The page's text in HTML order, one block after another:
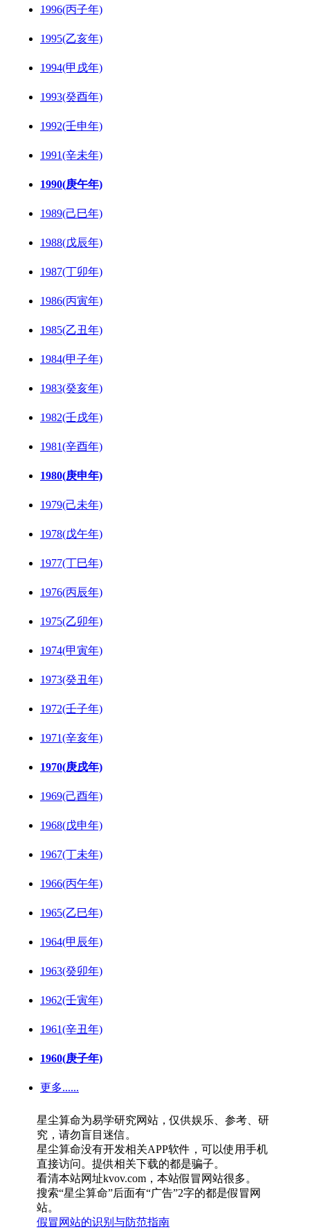
1996(丙子年)
1995(乙亥年)
1994(甲戌年)
1993(癸酉年)
1992(壬申年)
1991(辛未年)
1990(庚午年)
1989(己巳年)
1988(戊辰年)
1987(丁卯年)
1986(丙寅年)
1985(乙丑年)
1984(甲子年)
1983(癸亥年)
1982(壬戌年)
1981(辛酉年)
1980(庚申年)
1979(己未年)
1978(戊午年)
1977(丁巳年)
1976(丙辰年)
1975(乙卯年)
1974(甲寅年)
1973(癸丑年)
1972(壬子年)
1971(辛亥年)
1970(庚戌年)
1969(己酉年)
1968(戊申年)
1967(丁未年)
1966(丙午年)
1965(乙巳年)
1964(甲辰年)
1963(癸卯年)
1962(壬寅年)
1961(辛丑年)
1960(庚子年)
更多......
星尘算命为易学研究网站，仅供娱乐、参考、研
究，请勿盲目迷信。
星尘算命没有开发相关APP软件，可以使用手机
直接访问。提供相关下载的都是骗子。
看清本站网址kvov.com，本站假冒网站很多。
搜索“星尘算命”后面有“广告”2字的都是假冒网
站。
假冒网站的识别与防范指南